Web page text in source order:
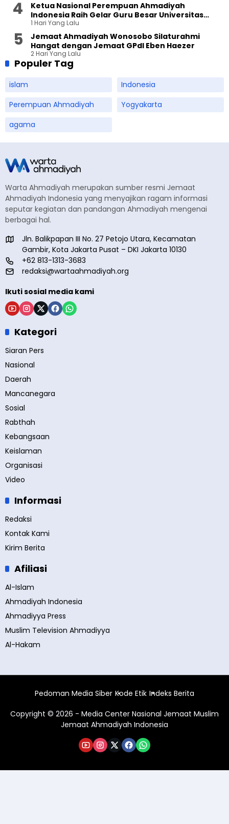
Ketua Nasional Perempuan Ahmadiyah
Indonesia Raih Gelar Guru Besar Universitas
Terbuka
1 Hari Yang Lalu
Jemaat Ahmadiyah Wonosobo Silaturahmi
Hangat dengan Jemaat GPdI Eben Haezer
2 Hari Yang Lalu
Populer Tag
islam
Indonesia
Perempuan Ahmadiyah
Yogyakarta
agama
Warta Ahmadiyah merupakan sumber resmi Jemaat
Ahmadiyah Indonesia yang menyajikan ragam informasi
seputar kegiatan dan pandangan Ahmadiyah mengenai
berbagai hal.
Jln. Balikpapan III No. 27 Petojo Utara, Kecamatan
Gambir, Kota Jakarta Pusat – DKI Jakarta 10130
+62 813-1313-3683
redaksi@wartaahmadiyah.org
Ikuti sosial media kami
Kategori
Siaran Pers
Nasional
Daerah
Mancanegara
Sosial
Rabthah
Kebangsaan
Keislaman
Organisasi
Video
Informasi
Redaksi
Kontak Kami
Kirim Berita
Afiliasi
Al-Islam
Ahmadiyah Indonesia
Ahmadiyya Press
Muslim Television Ahmadiyya
Al-Hakam
Pedoman Media Siber Kode Etik Indeks Berita
Copyright © 2026 - Media Center Nasional Jemaat Muslim
Jemaat Ahmadiyah Indonesia